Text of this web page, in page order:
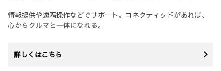
情報提供や遠隔操作などでサポート。コネクティッドがあれば、
心からクルマと一体になれる。
詳しくはこちら